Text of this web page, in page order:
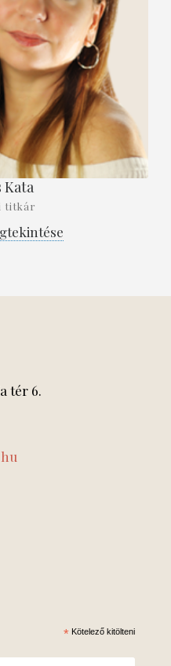
Kata
titkár
tér 6.
* Kötelező kitölteni